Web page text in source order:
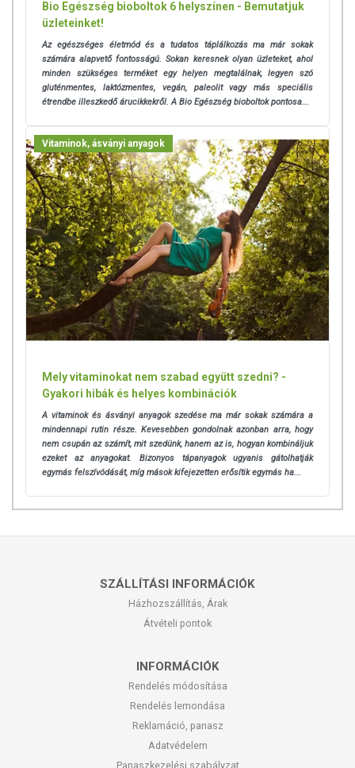
Bio Egészség bioboltok 6 helyszínen - Bemutatjuk
üzleteinket!
Az egészséges életmód és a tudatos táplálkozás ma már sokak
számára alapvető fontosságú. Sokan keresnek olyan üzleteket, ahol
minden szükséges terméket egy helyen megtalálnak, legyen szó
gluténmentes, laktózmentes, vegán, paleolit vagy más speciális
étrendbe illeszkedő árucikkekről. A Bio Egészség bioboltok pontosa...
Vitaminok, ásványi anyagok
Mely vitaminokat nem szabad együtt szedni? -
Gyakori hibák és helyes kombinációk
A vitaminok és ásványi anyagok szedése ma már sokak számára a
mindennapi rutin része. Kevesebben gondolnak azonban arra, hogy
nem csupán az számít, mit szedünk, hanem az is, hogyan kombináljuk
ezeket az anyagokat. Bizonyos tápanyagok ugyanis gátolhatják
egymás felszívódását, míg mások kifejezetten erősítik egymás ha...
SZÁLLÍTÁSI INFORMÁCIÓK
Házhozszállítás, Árak
Átvételi pontok
INFORMÁCIÓK
Rendelés módosítása
Rendelés lemondása
Reklamáció, panasz
Adatvédelem
Panaszkezelési szabályzat